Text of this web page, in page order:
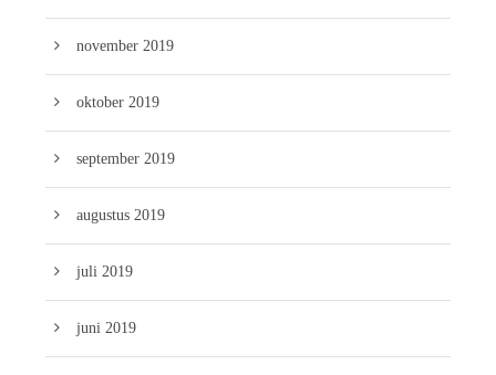
november 2019
oktober 2019
september 2019
augustus 2019
juli 2019
juni 2019